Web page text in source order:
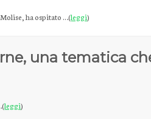
ha ospitato …(leggi)
una tematica
leggi)